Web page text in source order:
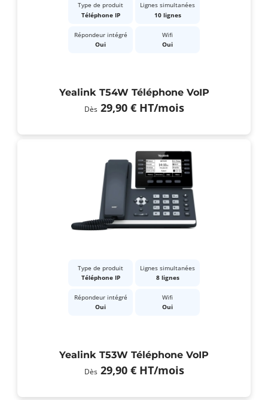
Type de produit
Téléphone IP
Lignes simultanées
10 lignes
Répondeur intégré
Oui
Wifi
Oui
Yealink T54W Téléphone VoIP
Dès 29,90 € HT/mois
Type de produit
Téléphone IP
Lignes simultanées
8 lignes
Répondeur intégré
Oui
Wifi
Oui
Yealink T53W Téléphone VoIP
Dès 29,90 € HT/mois